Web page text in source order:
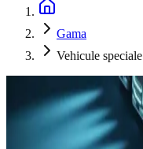
Gama
Vehicule speciale